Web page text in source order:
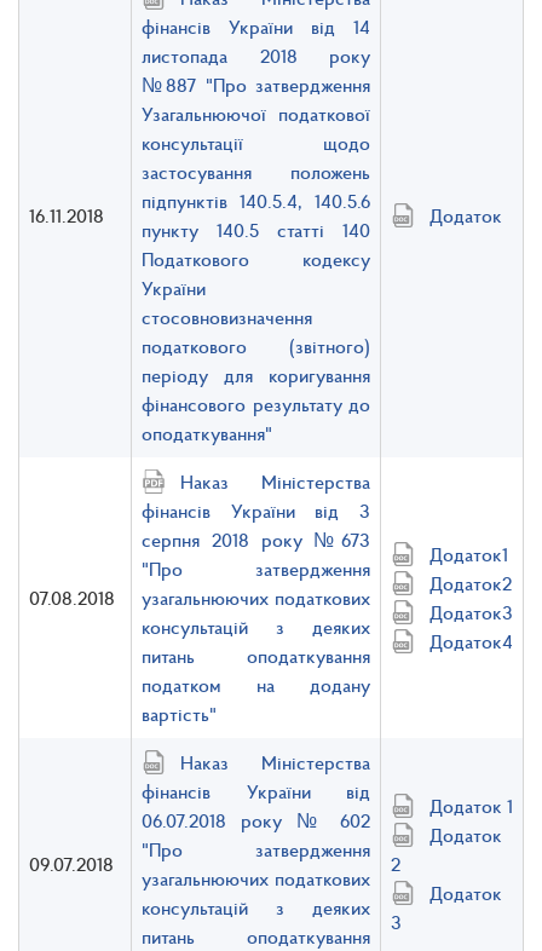
16.11.2018
фінансів України від 14
листопада 2018 року
№887 "Про затвердження
Узагальнюючої податкової
консультації щодо
застосування положень
підпунктів 140.5.4, 140.5.6
пункту 140.5 статті 140
Податкового кодексу
України
стосовновизначення
податкового (звітного)
періоду для коригування
фінансового результату до
оподаткування"
Додаток
07.08.2018
Наказ Міністерства
фінансів України від 3
серпня 2018 року №673
"Про затвердження
узагальнюючих податкових
консультацій з деяких
питань оподаткування
податком на додану
вартість"
Додаток1
Додаток2
Додаток3
Додаток4
09.07.2018
Наказ Міністерства
фінансів України від
06.07.2018 року № 602
"Про затвердження
узагальнюючих податкових
консультацій з деяких
питань оподаткування
Додаток 1
Додаток
2
Додаток
3